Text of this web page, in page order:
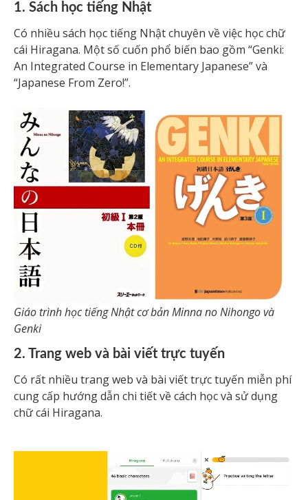
1. Sách học tiếng Nhật
Có nhiều sách học tiếng Nhật chuyên về việc học chữ
cái Hiragana. Một số cuốn phổ biến bao gồm “Genki:
An Integrated Course in Elementary Japanese” và
“Japanese From Zero!”.
Giáo trình học tiếng Nhật cơ bản Minna no Nihongo và
Genki
2. Trang web và bài viết trực tuyến
Có rất nhiều trang web và bài viết trực tuyến miễn phí
cung cấp hướng dẫn chi tiết về cách học và sử dụng
chữ cái Hiragana.